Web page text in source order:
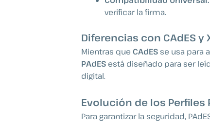
verificar la firma.
Diferencias con CAdES y
Mientras que CAdES se usa para
PAdES está diseñado para ser
digital.
Evolución de los Perfiles
Para garantizar la seguridad,